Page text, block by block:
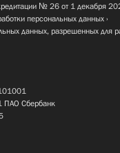
№ 26 от 1 декабря
персональных данных
данных, разрешенных для
Сбербанк